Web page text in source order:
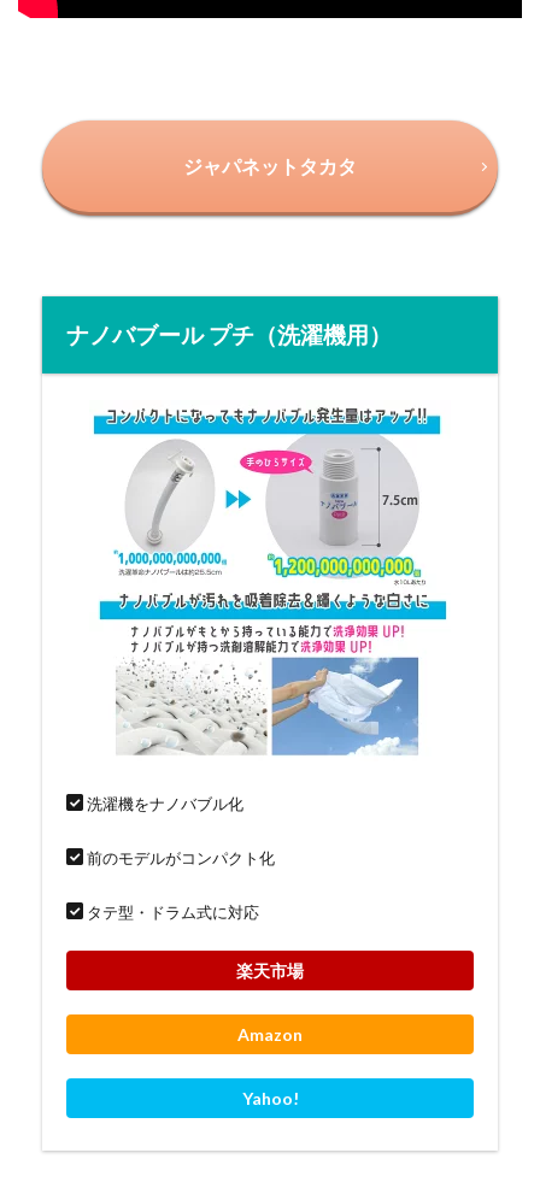
ジャパネットタカタ
ナノバブール プチ（洗濯機用）
洗濯機をナノバブル化
前のモデルがコンパクト化
タテ型・ドラム式に対応
楽天市場
Amazon
Yahoo!